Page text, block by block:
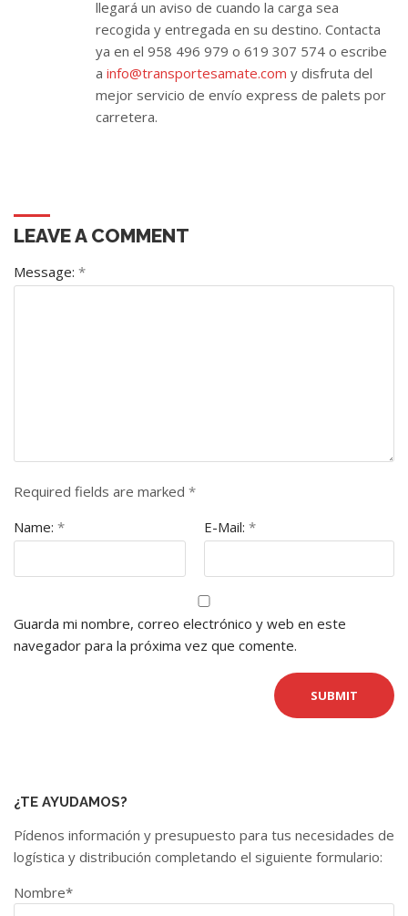
llegará un aviso de cuando la carga sea
recogida y entregada en su destino. Contacta
ya en el 958 496 979 o 619 307 574 o escribe
a info@transportesamate.com y disfruta del
mejor servicio de envío express de palets por
carretera.
LEAVE A COMMENT
Message: *
Required fields are marked *
Name: * E-Mail: *
Guarda mi nombre, correo electrónico y web en este
navegador para la próxima vez que comente.
¿TE AYUDAMOS?
Pídenos información y presupuesto para tus necesidades de
logística y distribución completando el siguiente formulario:
Nombre*